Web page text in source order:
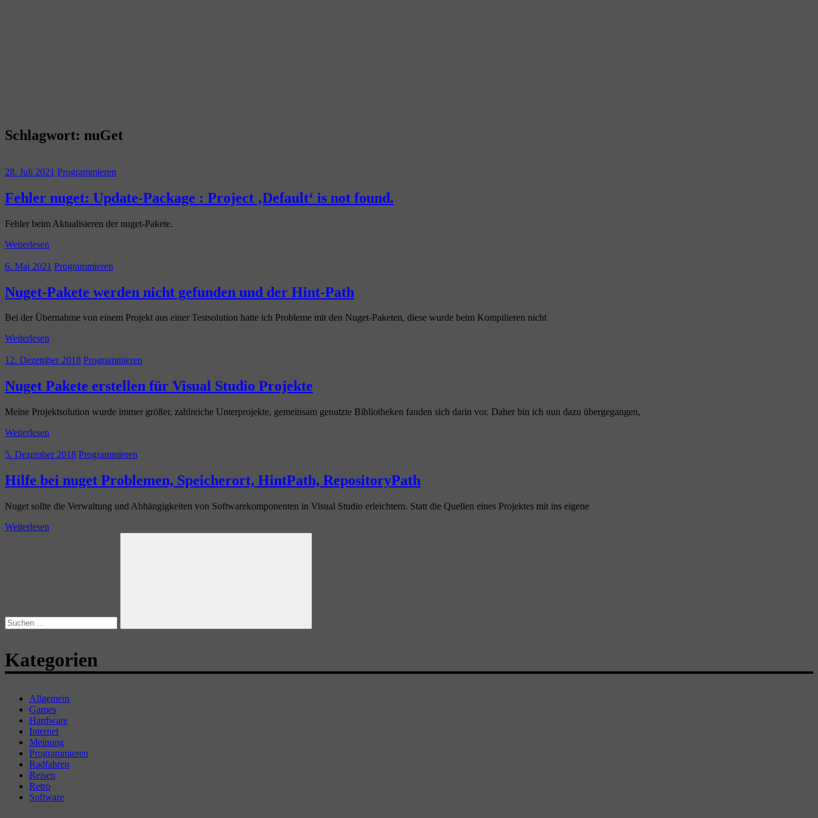
Schlagwort: nuGet
28. Juli 2021 Programmieren
Fehler nuget: Update-Package : Project ‚Default‘ is not found.
Fehler beim Aktualisieren der nuget-Pakete.
Weiterlesen
6. Mai 2021 Programmieren
Nuget-Pakete werden nicht gefunden und der Hint-Path
Bei der Übernahme von einem Projekt aus einer Testsolution hatte ich Probleme mit den Nuget-Paketen, diese wurde beim Kompilieren nicht
Weiterlesen
12. Dezember 2018 Programmieren
Nuget Pakete erstellen für Visual Studio Projekte
Meine Projektsolution wurde immer größer, zahlreiche Unterprojekte, gemeinsam genutzte Bibliotheken fanden sich darin vor. Daher bin ich nun dazu übergegangen,
Weiterlesen
5. Dezember 2018 Programmieren
Hilfe bei nuget Problemen, Speicherort, HintPath, RepositoryPath
Nuget sollte die Verwaltung und Abhängigkeiten von Softwarekomponenten in Visual Studio erleichtern. Statt die Quellen eines Projektes mit ins eigene
Weiterlesen
Suchen
Kategorien
Allgemein
Games
Hardware
Internet
Meinung
Programmieren
Radfahren
Reisen
Retro
Software